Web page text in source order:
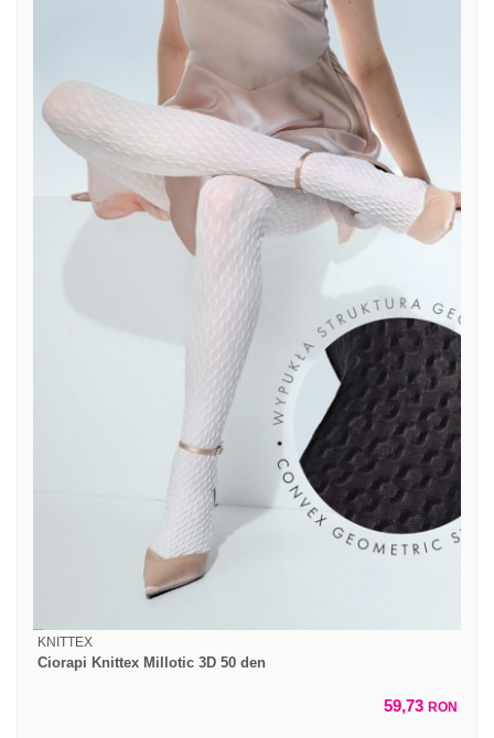
KNITTEX
Ciorapi Knittex Millotic 3D 50 den
59,73 RON